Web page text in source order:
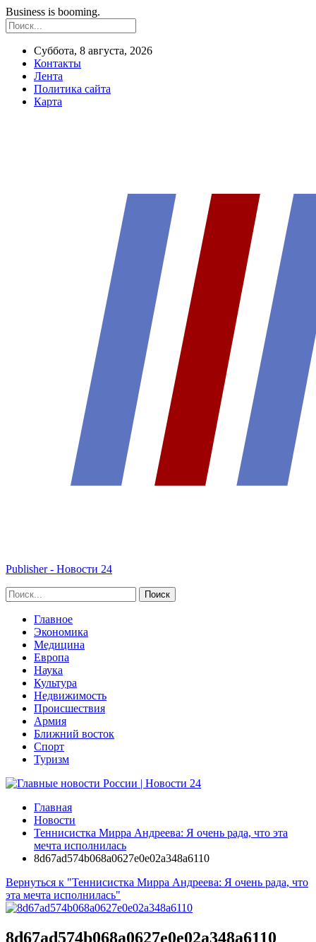
Business is booming.
Суббота, 8 августа, 2026
Контакты
Лента
Политика сайта
Карта
Publisher - Новости 24
Главное
Экономика
Медицина
Европа
Наука
Культура
Недвижимость
Происшествия
Армия
Ближний восток
Спорт
Туризм
Главная
Новости
Теннисистка Мирра Андреева: Я очень рада, что эта
мечта исполнилась
8d67ad574b068a0627e0e02a348a6110
Вернуться к "Теннисистка Мирра Андреева: Я очень рада, что
эта мечта исполнилась"
8d67ad574b068a0627e0e02a348a6110